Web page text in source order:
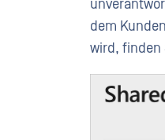
dem
wird, finden